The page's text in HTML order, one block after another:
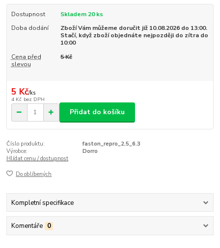
Dostupnost
Skladem 20 ks
Doba dodání
Zboží Vám můžeme doručit již 10.08.2026 do 13:00.
Stačí, když zboží objednáte nejpozději do zítra do
10:00
Cena před
slevou
5 Kč
5 Kč/ks
4 Kč bez DPH
Přidat do košíku
Číslo produktu:
faston_repro_2.5_6.3
Výrobce:
Dorro
Hlídat cenu / dostupnost
Do oblíbených
Kompletní specifikace
Komentáře 0